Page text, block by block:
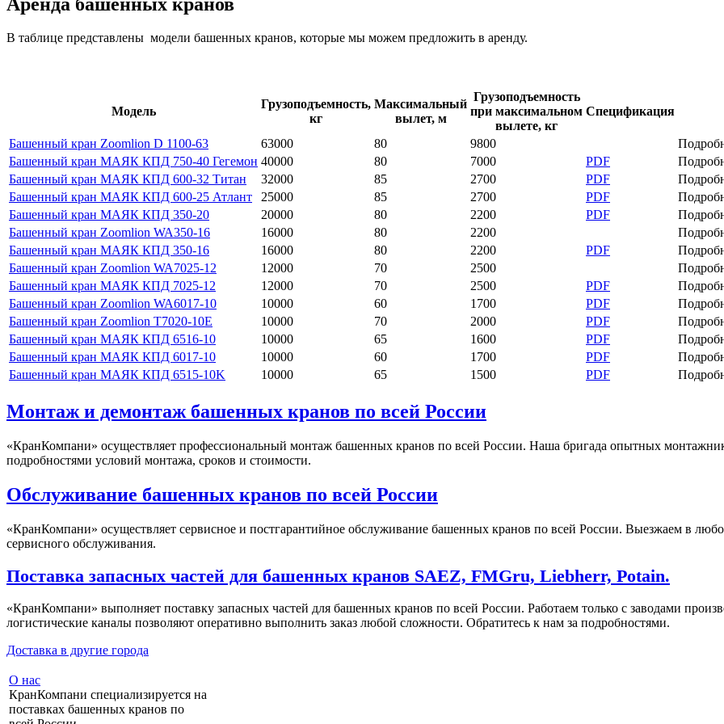
В таблице представлены модели башенных кранов, которые мы можем предложить в аренду.
Модель
Грузоподъемность,
кг
Максимальный
вылет, м
Грузоподъемность
при максимальном
вылете, кг
Спецификация
Башенный кран Zoomlion D 1100-63 63000 80 9800
Башенный кран МАЯК КПД 750-40 Гегемон 40000 80 7000 PDF
Башенный кран МАЯК КПД 600-32 Титан
32000 85 2700 PDF
Башенный кран МАЯК КПД 600-25 Атлант
25000 85 2700 PDF
Башенный кран МАЯК КПД 350-20
20000 80 2200 PDF
Башенный кран Zoomlion WA350-16
16000 80 2200
Башенный кран МАЯК КПД 350-16
16000 80 2200 PDF
Башенный кран Zoomlion WA7025-12
12000 70 2500
Башенный кран МАЯК КПД 7025-12
12000 70 2500 PDF
Башенный кран Zoomlion WA6017-10
10000 60 1700 PDF
Башенный кран Zoomlion T7020-10E
10000 70 2000 PDF
Башенный кран МАЯК КПД 6516-10
10000 65 1600 PDF
Башенный кран МАЯК КПД 6017-10
10000 60 1700 PDF
Башенный кран МАЯК КПД 6515-10K
10000 65 1500 PDF
Монтаж и демонтаж башенных кранов по всей России
«КранКомпани» осуществляет профессиональный монтаж башенных кранов по всей России. Наша бригада опытных
подробностями условий монтажа, сроков и стоимости.
Обслуживание башенных кранов по всей России
«КранКомпани» осуществляет сервисное и постгарантийное обслуживание башенных кранов по всей России. Выезжаем в
сервисного обслуживания.
Поставка запасных частей для башенных кранов SAEZ, FMGru, Liebherr, Potain.
«КранКомпани» выполняет поставку запасных частей для башенных кранов по всей России. Работаем только с заводами
логистические каналы позволяют оперативно выполнить заказ любой сложности. Обратитесь к нам за подробностями.
Доставка в другие города
О нас
КранКомпани специализируется на
поставках башенных кранов по